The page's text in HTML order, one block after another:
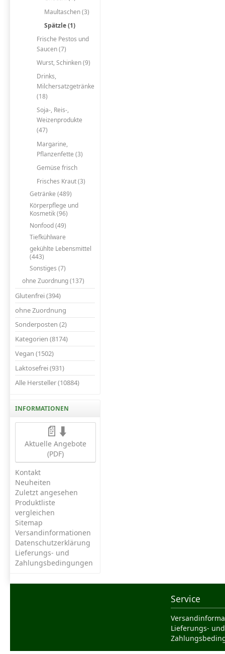
Maultaschen (3)
Spätzle (1)
Frische Pestos und
Saucen (7)
Wurst, Schinken (9)
Drinks,
Milchersatzgetränke
(18)
Soja-, Reis-,
Weizenprodukte
(47)
Margarine,
Pflanzenfette (3)
Gemüse frisch
Frisches Kraut (3)
Getränke (489)
Körperpflege und
Kosmetik (96)
Nonfood (49)
Tiefkühlware
gekühlte Lebensmittel
(443)
Sonstiges (7)
ohne Zuordnung (137)
Glutenfrei (394)
ohne Zuordnung
Sonderposten (2)
Kategorien (8174)
Vegan (1502)
Laktosefrei (931)
Alle Hersteller (10884)
INFORMATIONEN
📄⬇️
Aktuelle Angebote
(PDF)
Kontakt
Neuheiten
Zuletzt angesehen
Produktliste
vergleichen
Sitemap
Versandinformationen
Datenschutzerklärung
Lieferungs- und
Zahlungsbedingungen
Service
Lieferungs- und